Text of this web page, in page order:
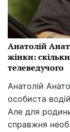
Анатолій
жінки:
телеведучого
Анатолій
особиста
Але для
справжня